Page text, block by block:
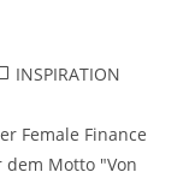
INSPIRATION
Female Finance
dem Motto "Von